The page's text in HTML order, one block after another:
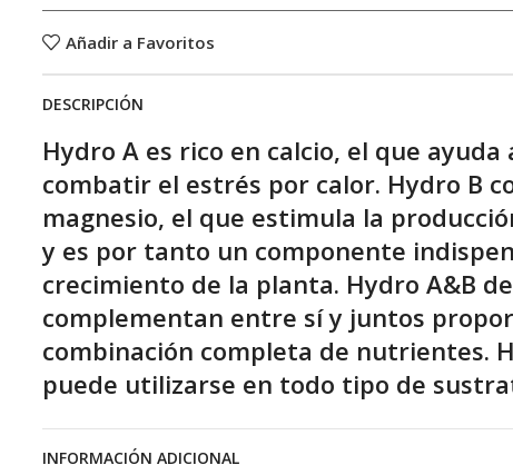
Añadir a Favoritos
DESCRIPCIÓN
Hydro A es rico en calcio, el que ayuda
combatir el estrés por calor. Hydro B
magnesio, el que estimula la
y es por tanto un componente
crecimiento de la planta. Hydro A&B
complementan entre sí y juntos
combinación completa de nutrientes.
puede utilizarse en todo tipo de
Las ventajas de Hydro A & Hydro B
Proporciona un control total de los valores de EC y pH.
INFORMACIÓN ADICIONAL